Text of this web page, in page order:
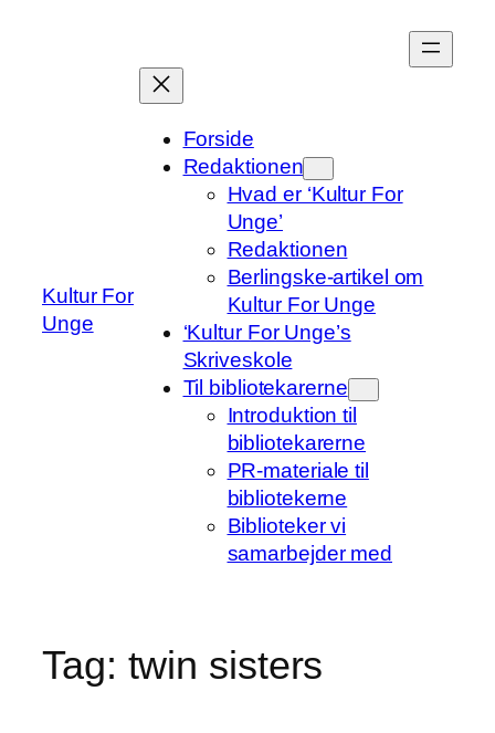
Kultur For
Unge
Forside
Redaktionen
Hvad er ‘Kultur For
Unge’
Redaktionen
Berlingske-artikel om
Kultur For Unge
‘Kultur For Unge’s
Skriveskole
Til bibliotekarerne
Introduktion til
bibliotekarerne
PR-materiale til
bibliotekerne
Biblioteker vi
samarbejder med
Tag: twin sisters